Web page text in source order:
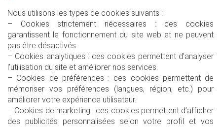
Nous utilisons les types de cookies suivants :
– Cookies strictement nécessaires : ces cookies
garantissent le fonctionnement du site web et ne peuvent
pas être désactivés
– Cookies analytiques : ces cookies permettent d’analyser
l’utilisation du site et améliorer nos services.
– Cookies de préférences : ces cookies permettent de
mémoriser vos préférences (langues, région, etc.) pour
améliorer votre expérience utilisateur.
– Cookies de marketing : ces cookies permettent d’afficher
des publicités personnalisées selon votre profil et vos